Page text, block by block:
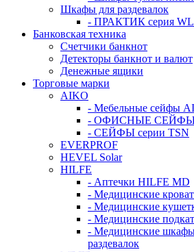
Шкафы для раздевалок
- ПРАКТИК серия
Банковская техника
Счетчики банкнот
Детекторы банкнот и валют
Денежные ящики
Торговые марки
AIKO
- Мебельные сейфы
- ОФИСНЫЕ СЕЙФЫ
- СЕЙФЫ серии TSN
EVERPROF
HEVEL Solar
HILFE
- Аптечки HILFE MD
- Медицинские
- Медицинские
- Медицинские
- Медицинские
раздевалок